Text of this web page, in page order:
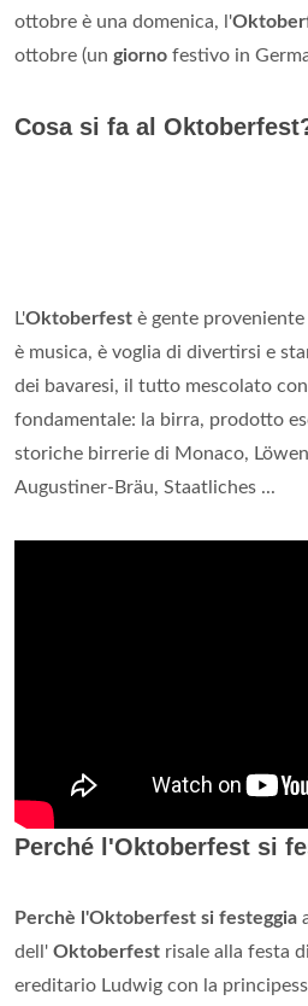
ottobre è una domenica, l'
ottobre (un giorno festivo in
Cosa si fa al
L'Oktoberfest è gente
è musica, è voglia di divertirsi e
dei bavaresi, il tutto mescolato
fondamentale: la birra, prodotto
storiche birrerie di Monaco,
Augustiner-Bräu, Staatliches ...
Perché l'Oktoberfest si
Perchè l'Oktoberfest si festeggia
dell' Oktoberfest risale alla festa
ereditario Ludwig con la